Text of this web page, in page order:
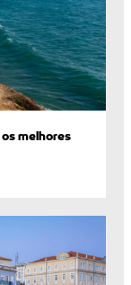
melhores